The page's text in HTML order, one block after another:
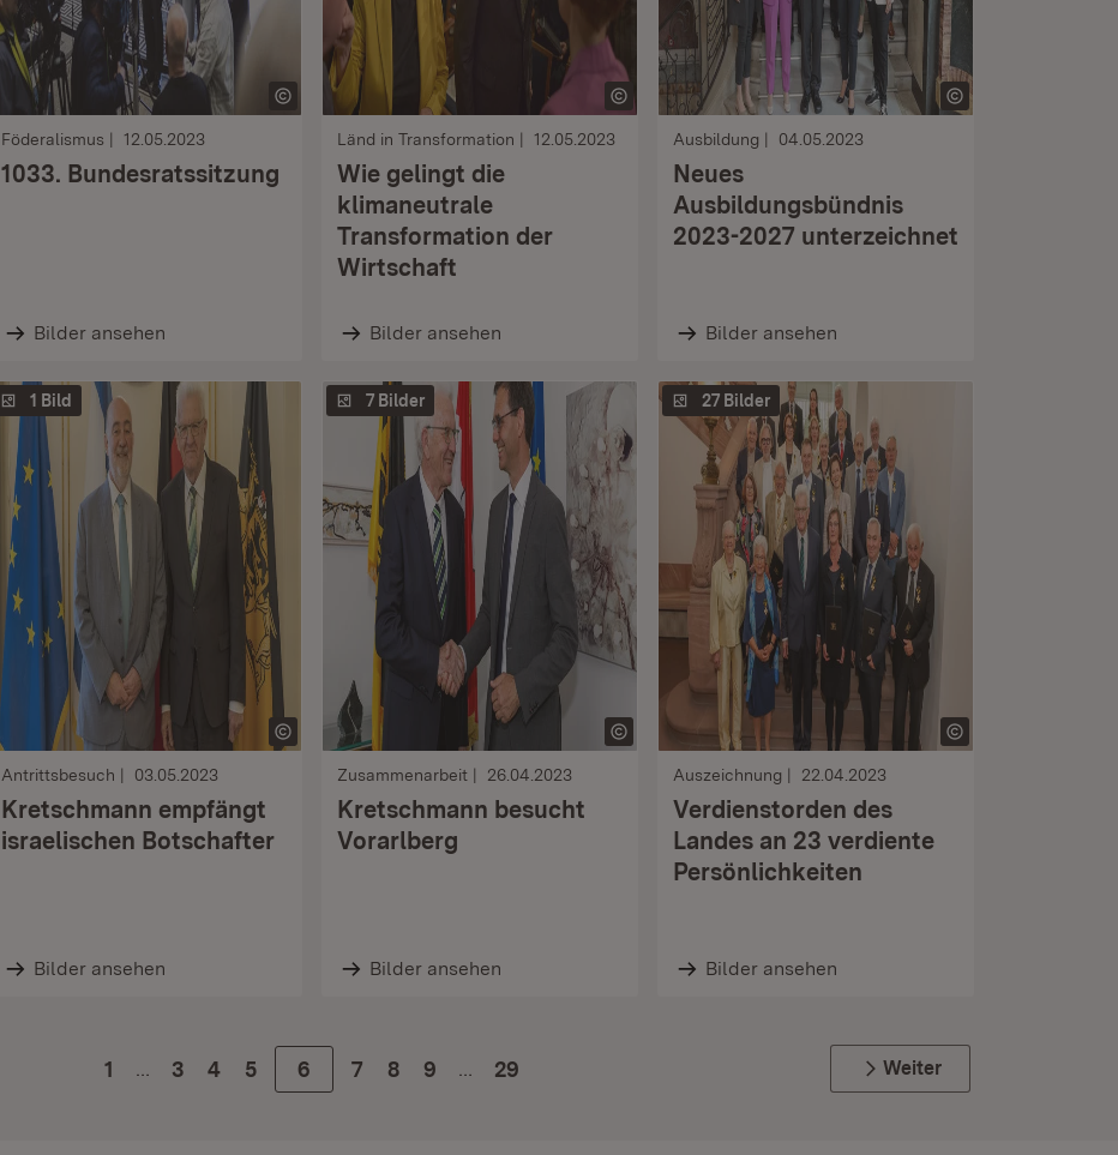
Föderalismus 12.05.2023
1033. Bundesratssitzung
Bilder ansehen
Länd in Transformation 12.05.2023
Wie gelingt die
klimaneutrale
Transformation der
Wirtschaft
Bilder ansehen
Ausbildung 04.05.2023
Neues
Ausbildungsbündnis
2023-2027 unterzeichnet
Bilder ansehen
1 Bild
Antrittsbesuch 03.05.2023
Kretschmann empfängt
israelischen Botschafter
Bilder ansehen
7 Bilder
Zusammenarbeit 26.04.2023
Kretschmann besucht
Vorarlberg
Bilder ansehen
27 Bilder
Auszeichnung 22.04.2023
Verdienstorden des
Landes an 23 verdiente
Persönlichkeiten
Bilder ansehen
1 Zur Seite
3 Zur Seite
4 Zur Seite
5 Zur Seite
6 Zur Seite
7 Zur Seite
8 Zur Seite
9 29 Weiter